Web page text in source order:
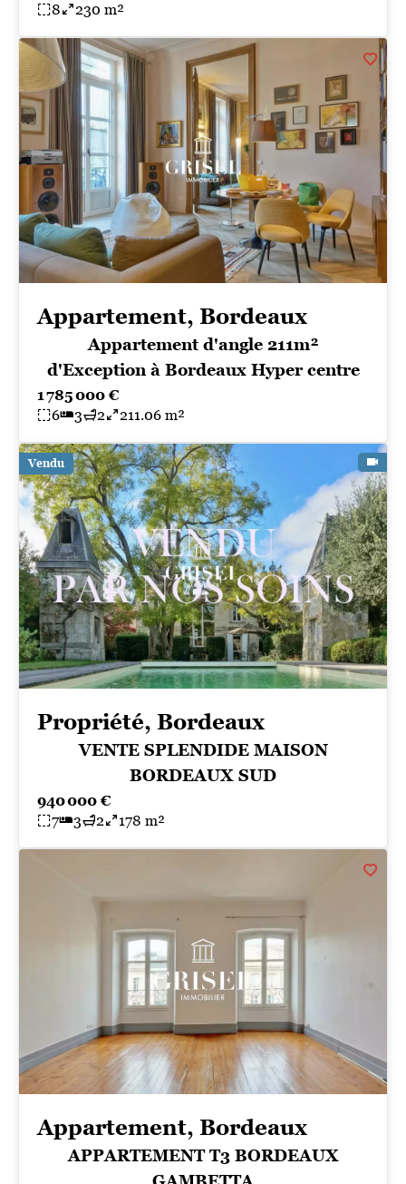
8
230 m²
Appartement, Bordeaux
Appartement d'angle 211m²
d'Exception à Bordeaux Hyper centre
1 785 000 €
6
3 2 211.06 m²
Vendu
Propriété, Bordeaux
VENTE SPLENDIDE MAISON
BORDEAUX SUD
940 000 €
7
3 2 178 m²
Appartement, Bordeaux
APPARTEMENT T3 BORDEAUX